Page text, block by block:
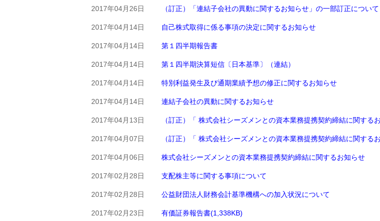
2017年04月26日 （訂正）「連結子会社の異動に関するお知らせ」の一部訂正について
2017年04月14日 自己株式取得に係る事項の決定に関するお知らせ
2017年04月14日 第１四半期報告書
2017年04月14日 第１四半期決算短信〔日本基準〕（連結）
2017年04月14日 特別利益発生及び通期業績予想の修正に関するお知らせ
2017年04月14日 連結子会社の異動に関するお知らせ
2017年04月13日 （訂正）「 株式会社シーズメンとの資本業務提携契約締結に関する
2017年04月07日 （訂正）「 株式会社シーズメンとの資本業務提携契約締結に関する
2017年04月06日 株式会社シーズメンとの資本業務提携契約締結に関するお知らせ
2017年02月28日 支配株主等に関する事項について
2017年02月28日 公益財団法人財務会計基準機構への加入状況について
2017年02月23日 有価証券報告書(1,338KB)